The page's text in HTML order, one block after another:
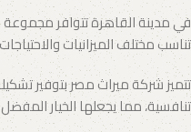
في مدينة القاهرة تتوافر مجموعة
تناسب مختلف الميزانيات
تتميز شركة ميراث مصر بتوفير
تنافسية، مما يجعلها الخيار